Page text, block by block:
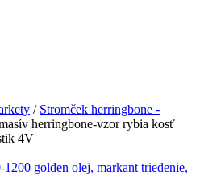
/ Stromček herringbone -
herringbone-vzor rybia kosť
4V
golden olej, markant triedenie,